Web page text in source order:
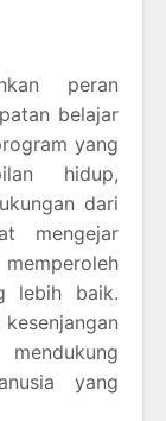
peran
belajar
yang
hidup,
dari
mengejar
lebih baik.
yang